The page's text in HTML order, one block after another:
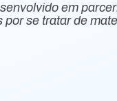
em
por se tratar de